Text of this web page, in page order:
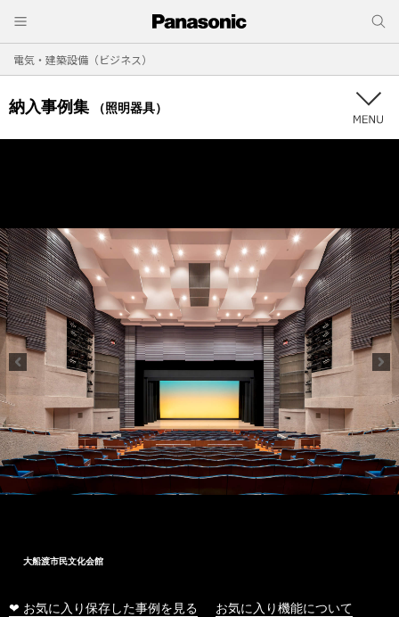
電気・建築設備（ビジネス）
納入事例集 （照明器具）
大船渡市民文化会館
❤ お気に入り保存した事例を見る お気に入り機能について